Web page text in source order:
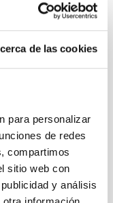
de las cookies
para personalizar
de redes
compartimos
sitio web con
y análisis